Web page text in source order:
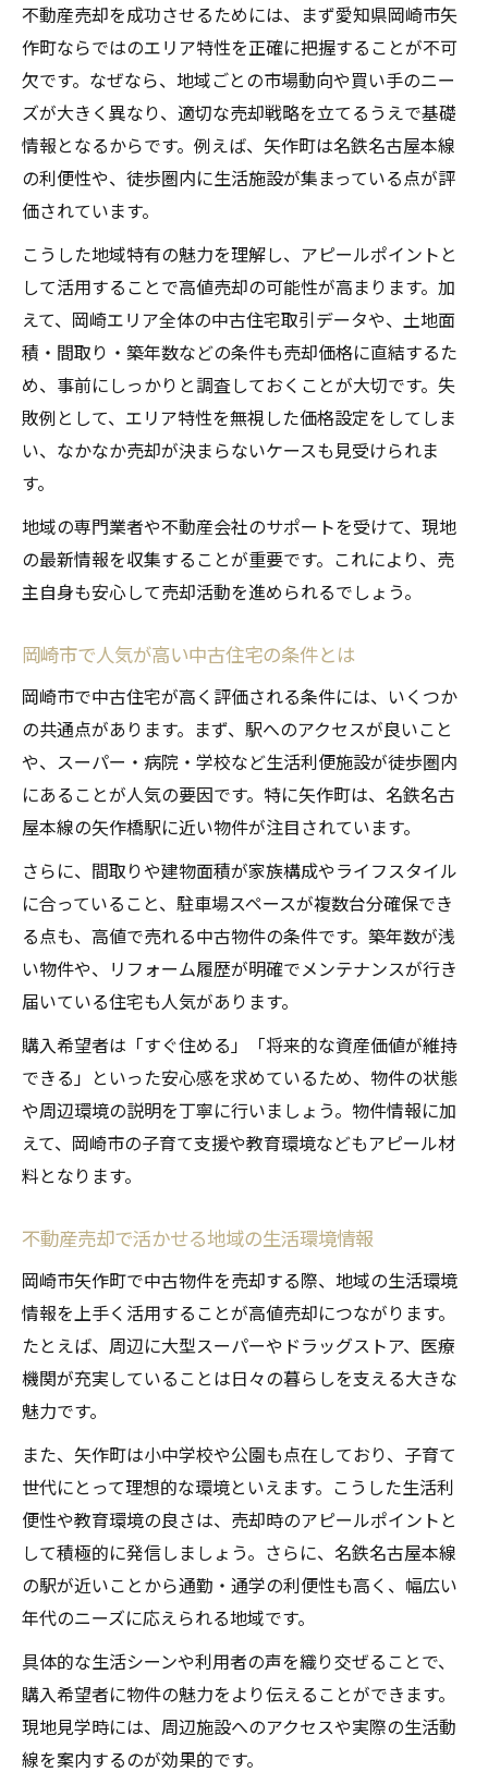
不動産売却を成功させるためには、まず愛知県岡崎市矢
作町ならではのエリア特性を正確に把握することが不可
欠です。なぜなら、地域ごとの市場動向や買い手のニー
ズが大きく異なり、適切な売却戦略を立てるうえで基礎
情報となるからです。例えば、矢作町は名鉄名古屋本線
の利便性や、徒歩圏内に生活施設が集まっている点が評
価されています。
こうした地域特有の魅力を理解し、アピールポイントと
して活用することで高値売却の可能性が高まります。加
えて、岡崎エリア全体の中古住宅取引データや、土地面
積・間取り・築年数などの条件も売却価格に直結するた
め、事前にしっかりと調査しておくことが大切です。失
敗例として、エリア特性を無視した価格設定をしてしま
い、なかなか売却が決まらないケースも見受けられま
す。
地域の専門業者や不動産会社のサポートを受けて、現地
の最新情報を収集することが重要です。これにより、売
主自身も安心して売却活動を進められるでしょう。
岡崎市で人気が高い中古住宅の条件とは
岡崎市で中古住宅が高く評価される条件には、いくつか
の共通点があります。まず、駅へのアクセスが良いこと
や、スーパー・病院・学校など生活利便施設が徒歩圏内
にあることが人気の要因です。特に矢作町は、名鉄名古
屋本線の矢作橋駅に近い物件が注目されています。
さらに、間取りや建物面積が家族構成やライフスタイル
に合っていること、駐車場スペースが複数台分確保でき
る点も、高値で売れる中古物件の条件です。築年数が浅
い物件や、リフォーム履歴が明確でメンテナンスが行き
届いている住宅も人気があります。
購入希望者は「すぐ住める」「将来的な資産価値が維持
できる」といった安心感を求めているため、物件の状態
や周辺環境の説明を丁寧に行いましょう。物件情報に加
えて、岡崎市の子育て支援や教育環境などもアピール材
料となります。
不動産売却で活かせる地域の生活環境情報
岡崎市矢作町で中古物件を売却する際、地域の生活環境
情報を上手く活用することが高値売却につながります。
たとえば、周辺に大型スーパーやドラッグストア、医療
機関が充実していることは日々の暮らしを支える大きな
魅力です。
また、矢作町は小中学校や公園も点在しており、子育て
世代にとって理想的な環境といえます。こうした生活利
便性や教育環境の良さは、売却時のアピールポイントと
して積極的に発信しましょう。さらに、名鉄名古屋本線
の駅が近いことから通勤・通学の利便性も高く、幅広い
年代のニーズに応えられる地域です。
具体的な生活シーンや利用者の声を織り交ぜることで、
購入希望者に物件の魅力をより伝えることができます。
現地見学時には、周辺施設へのアクセスや実際の生活動
線を案内するのが効果的です。